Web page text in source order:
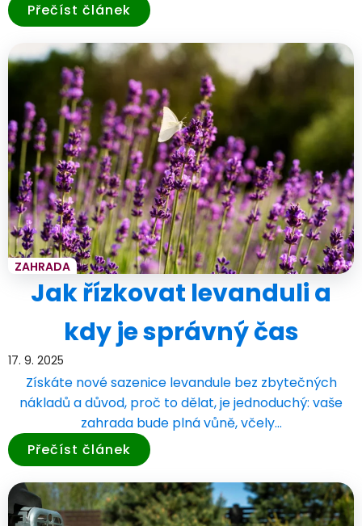
Přečíst článek
ZAHRADA
Jak řízkovat levanduli a
kdy je správný čas
17. 9. 2025
Získáte nové sazenice levandule bez zbytečných
nákladů a důvod, proč to dělat, je jednoduchý: vaše
zahrada bude plná vůně, včely…
Přečíst článek